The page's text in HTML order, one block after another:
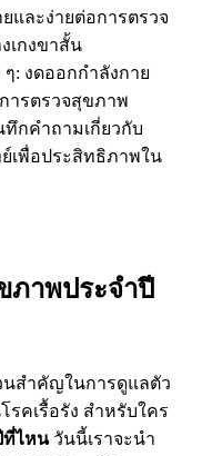
และง่ายต่อการตรวจ
เกงขาสั้น
: งดออกกำลังกาย
ารตรวจสุขภาพ
กคำถามเกี่ยวกับ
เพื่อประสิทธิภาพใน
ภาพประจำปี
นสำคัญในการดูแลตัว
รคเรื้อรัง สำหรับใคร
ที่ไหน วันนี้เราจะนำ